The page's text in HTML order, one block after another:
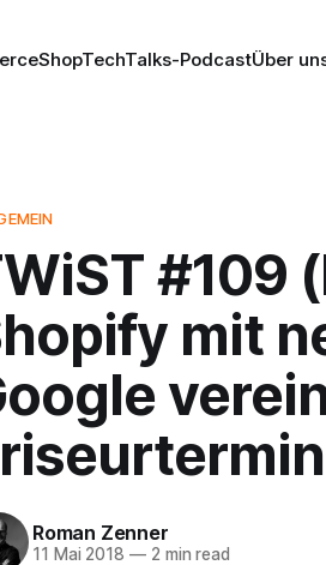
ShopTechTalks-PodcastÜber
#109
mit
Roman Zenner
11 Mai 2018 —2 min read